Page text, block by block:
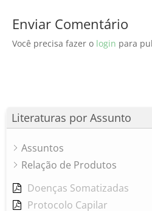
Literaturas por Assunto
Assuntos
Relação de Produtos
Doenças Somatizadas
Protocolo Capilar
Enviar Comentário
Você precisa fazer o login para